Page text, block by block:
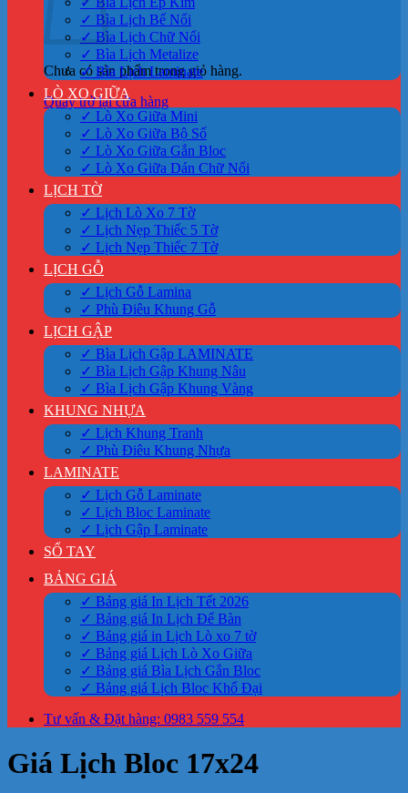
Chưa có sản phẩm trong giỏ hàng.
Quay trở lại cửa hàng
✓ Bìa Lịch Bế Nổi
✓ Bìa Lịch Chữ Nổi
✓ Bìa Lịch Metalize
✓ Bìa Lịch Laminate
LÒ XO GIỮA
✓ Lò Xo Giữa Mini
✓ Lò Xo Giữa Bộ Số
✓ Lò Xo Giữa Gắn Bloc
✓ Lò Xo Giữa Dán Chữ Nổi
LỊCH TỜ
✓ Lịch Lò Xo 7 Tờ
✓ Lịch Nẹp Thiếc 5 Tờ
✓ Lịch Nẹp Thiếc 7 Tờ
LỊCH GỖ
✓ Lịch Gỗ Lamina
✓ Phù Điêu Khung Gỗ
LỊCH GẬP
✓ Bìa Lịch Gập LAMINATE
✓ Bìa Lịch Gập Khung Nâu
✓ Bìa Lịch Gập Khung Vàng
KHUNG NHỰA
✓ Lịch Khung Tranh
✓ Phù Điêu Khung Nhựa
LAMINATE
✓ Lịch Gỗ Laminate
✓ Lịch Bloc Laminate
✓ Lịch Gập Laminate
SỔ TAY
BẢNG GIÁ
✓ Bảng giá In Lịch Tết 2026
✓ Bảng giá In Lịch Để Bàn
✓ Bảng giá in Lịch Lò xo 7 tờ
✓ Bảng giá Lịch Lò Xo Giữa
✓ Bảng giá Bìa Lịch Gắn Bloc
✓ Bảng giá Lịch Bloc Khổ Đại
Tư vấn & Đặt hàng: 0983 559 554
Giá Lịch Bloc 17x24